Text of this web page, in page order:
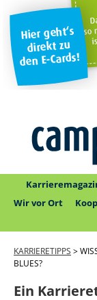
Wir vor Ort
KARRIERETIPPS >
BLUES?
Ein